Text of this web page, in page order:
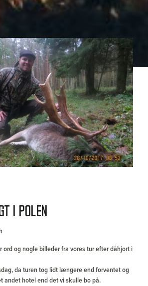
i Polen
ord og nogle billeder fra vores tur efter dåhjort i
da turen tog lidt længere end forventet og
andet hotel end det vi skulle bo på.